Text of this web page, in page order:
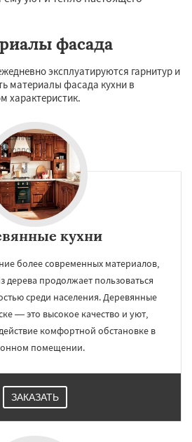
фасада
эксплуатируются гарнитур и
материалы фасада кухни в
характеристик.
кухни
более современных материалов,
дерева продолжает пользоваться
среди населения. Деревянные
— это высокое качество и уют,
комфортной обстановке в
помещении.
ЗАКАЗАТЬ